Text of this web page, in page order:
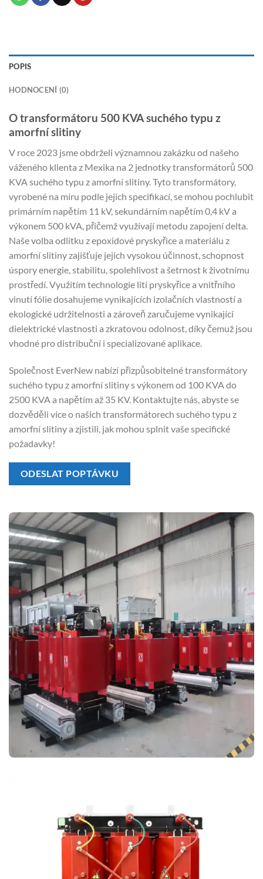
POPIS
HODNOCENÍ (0)
O transformátoru 500 KVA suchého typu z
amorfní slitiny
V roce 2023 jsme obdrželi významnou zakázku od našeho
váženého klienta z Mexika na 2 jednotky transformátorů 500
KVA suchého typu z amorfní slitiny. Tyto transformátory,
vyrobené na míru podle jejich specifikací, se mohou pochlubit
primárním napětím 11 kV, sekundárním napětím 0,4 kV a
výkonem 500 kVA, přičemž využívají metodu zapojení delta.
Naše volba odlitku z epoxidové pryskyřice a materiálu z
amorfní slitiny zajišťuje jejich vysokou účinnost, schopnost
úspory energie, stabilitu, spolehlivost a šetrnost k životnímu
prostředí. Využitím technologie lití pryskyřice a vnitřního
vinutí fólie dosahujeme vynikajících izolačních vlastností a
ekologické udržitelnosti a zároveň zaručujeme vynikající
dielektrické vlastnosti a zkratovou odolnost, díky čemuž jsou
vhodné pro distribuční i specializované aplikace.
Společnost EverNew nabízí přizpůsobitelné transformátory
suchého typu z amorfní slitiny s výkonem od 100 KVA do
2500 KVA a napětím až 35 KV. Kontaktujte nás, abyste se
dozvěděli více o našich transformátorech suchého typu z
amorfní slitiny a zjistili, jak mohou splnit vaše specifické
požadavky!
ODESLAT POPTÁVKU